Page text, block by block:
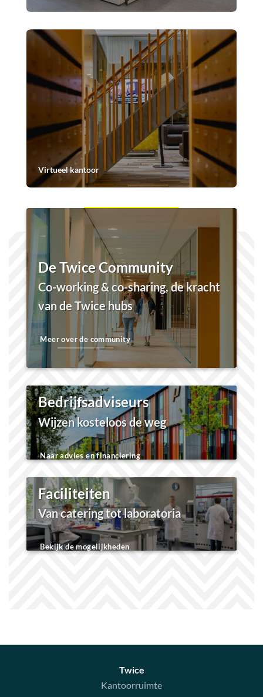
Virtueel kantoor
Block
De Twice Community
Co-working & co-sharing, de kracht
van de Twice hubs
Meer over de community
Bedrijfsadviseurs
Wijzen kosteloos de weg
Naar advies en financiering
Faciliteiten
Van catering tot laboratoria
Bekijk de mogelijkheden
Twice
Kantoorruimte